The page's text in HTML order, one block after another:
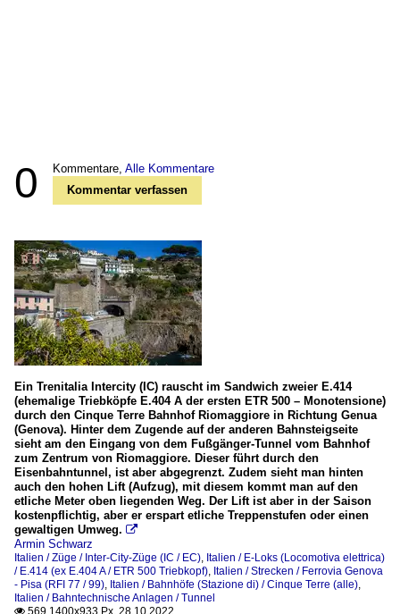
0 Kommentare, Alle Kommentare
Kommentar verfassen
Ein Trenitalia Intercity (IC) rauscht im Sandwich zweier E.414
(ehemalige Triebköpfe E.404 A der ersten ETR 500 – Monotensione)
durch den Cinque Terre Bahnhof Riomaggiore in Richtung Genua
(Genova). Hinter dem Zugende auf der anderen Bahnsteigseite
sieht am den Eingang von dem Fußgänger-Tunnel vom Bahnhof
zum Zentrum von Riomaggiore. Dieser führt durch den
Eisenbahntunnel, ist aber abgegrenzt. Zudem sieht man hinten
auch den hohen Lift (Aufzug), mit diesem kommt man auf den
etliche Meter oben liegenden Weg. Der Lift ist aber in der Saison
kostenpflichtig, aber er erspart etliche Treppenstufen oder einen
gewaltigen Umweg. 
Armin Schwarz
Italien / Züge / Inter-City-Züge (IC / EC), Italien / E-Loks (Locomotiva elettrica)
/ E.414 (ex E.404 A / ETR 500 Triebkopf), Italien / Strecken / Ferrovia Genova
- Pisa (RFI 77 / 99), Italien / Bahnhöfe (Stazione di) / Cinque Terre (alle),
Italien / Bahntechnische Anlagen / Tunnel
 569 1400x933 Px, 28.10.2022